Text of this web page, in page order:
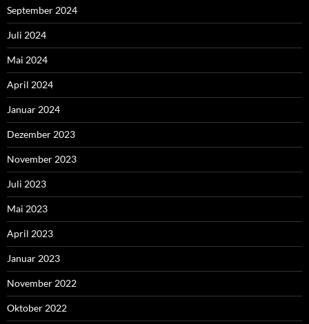
September 2024
Juli 2024
Mai 2024
April 2024
Januar 2024
Dezember 2023
November 2023
Juli 2023
Mai 2023
April 2023
Januar 2023
November 2022
Oktober 2022